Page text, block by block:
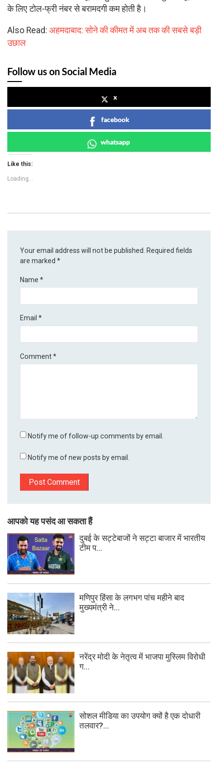
के लिए टोल-फ्री नंबर से बरामदगी कम होती है।
Also Read: अहमदाबाद: सोने की कीमत में अब तक की सबसे बड़ी
उछाल
Follow us on Social Media
x
facebook
whatsapp
Like this:
Loading...
Your email address will not be published.
Required fields
are marked*
Name*
Email*
Comment*
Notify me of follow-up comments by email.
Notify me of new posts by email.
आपको यह पसंद आ सकता हैं
दुबई के सट्टेबाजों ने सट्टा बाजार में भारतीय
टीम प...
मणिपुर हिंसा के लगभग पांच महीने बाद
मुख्यमंत्री ने...
नरेंद्र मोदी के नेतृत्व में भाजपा मुस्लिम विरोधी
ग...
सोशल मीडिया का उपयोग क्यों है एक दोधारी
तलवार?...